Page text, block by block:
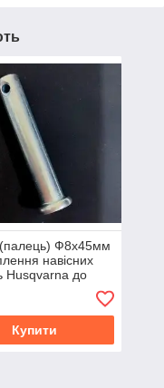
Ф8x45мм
навісних
Husqvarna до
Купити